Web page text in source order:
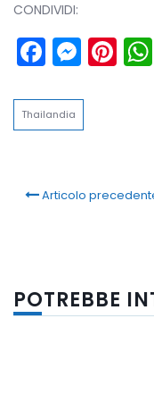
CONDIVIDI:
Thailandia
Articolo
POTREBBE